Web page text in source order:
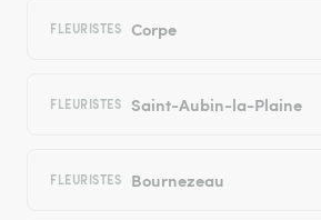
FLEURISTES Corpe
FLEURISTES Saint-Aubin-la-Plaine
FLEURISTES Bournezeau